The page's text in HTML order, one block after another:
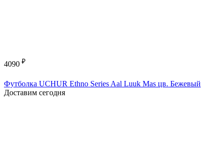
4090 ₽
Футболка UCHUR Ethno Series Aal Luuk Mas цв. Бежевый
Доставим сегодня